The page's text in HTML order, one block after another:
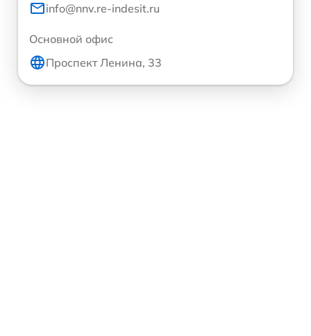
info@nnv.re-indesit.ru
Основной офис
Проспект Ленина, 33